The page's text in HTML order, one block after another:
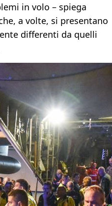
in volo – spiega
a volte, si presentano
differenti da quelli